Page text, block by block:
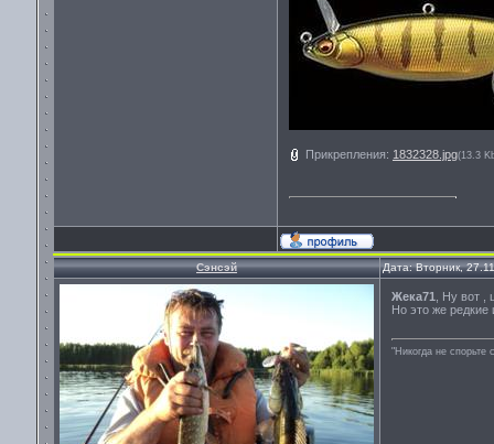
Прикрепления: 1832328.jpg(13.3
Сэнсэй Дата: Вторник,
Жека71
, Ну вот ,
Но это же редкие
"Никогда не спорьте